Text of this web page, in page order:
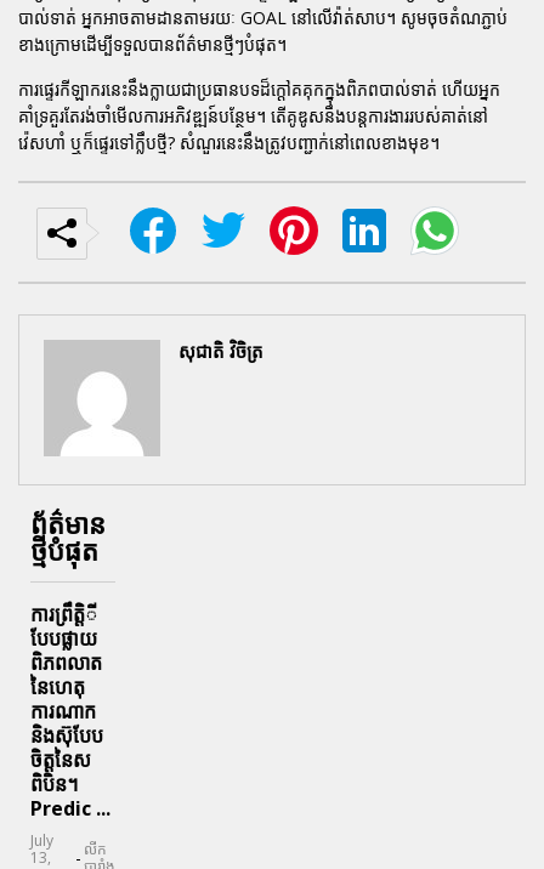
បាល់ទាត់ អ្នកអាចតាមដានតាមរយៈ GOAL នៅលើវ៉ាត់សាប។ សូមចុចតំណភ្ជាប់
ខាងក្រោមដើម្បីទទួលបានព័ត៌មានថ្មីៗបំផុត។
ការផ្ទេរកីឡាករនេះនឹងក្លាយជាប្រធានបទដ៏ក្តៅគគុកក្នុងពិភពបាល់ទាត់ ហើយអ្នក
គាំទ្រគួរតែរង់ចាំមើលការអភិវឌ្ឍន៍បន្ថែម។ តើគូឌូសនឹងបន្តការងាររបស់គាត់នៅ
វ៉េសហាំ ឬក៏ផ្ទេរទៅក្លឹបថ្មី? សំណួរនេះនឹងត្រូវបញ្ជាក់នៅពេលខាងមុខ។
សុជាតិ វិចិត្រ
ព័ត៌មាន
ថ្មីបំផុត
ការព្រឹតិ្តី
បែបផ្លាយ
ពិភពលាត
នៃហេតុ
ការណាក
និងស៊ុបែប
ចិត្តនៃស
ពិបិន។
Predic ...
July
13,
- លីក